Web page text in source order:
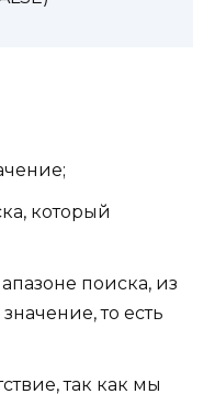
который
поиска, из
то есть
так как мы